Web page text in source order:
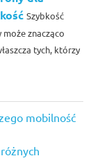
Szybkość
znacząco
tych, którzy
mobilność